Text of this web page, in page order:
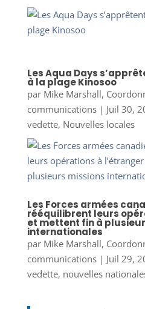
Les Aqua Days
à la plage Kinosoo
par Mike Marshall,
communications| Juil 30,
vedette, Nouvelles locales
Les Forces armées
rééquilibrent leurs
et mettent fin à
internationales
par Mike Marshall,
communications| Juil 29,
vedette, nouvelles